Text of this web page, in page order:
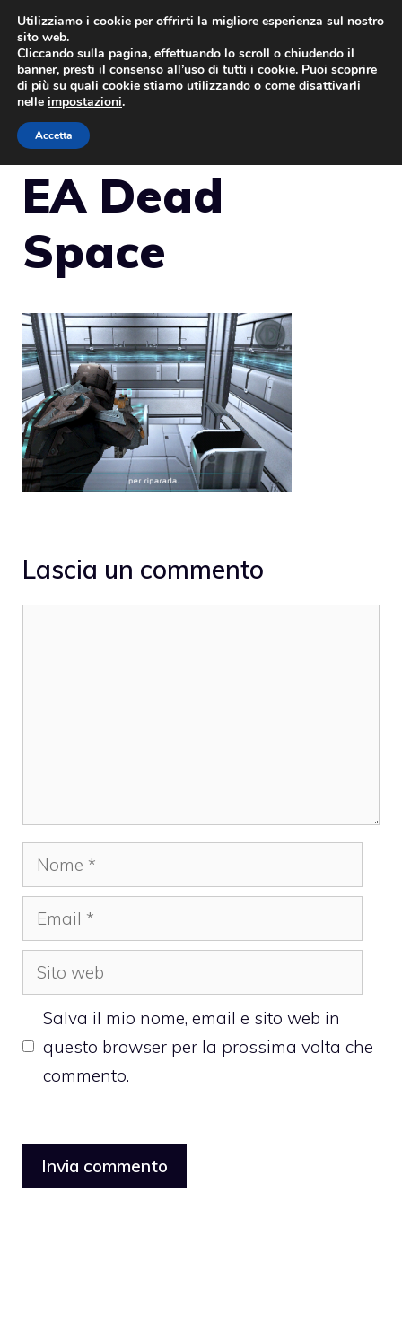
Vai
contenuto
EA Dead
Space
Lascia un commento
Nome
Email
Sito
web
Salva il mio nome, email e sito web in
questo browser per la prossima volta che
commento.
Utilizziamo i cookie per offrirti la migliore esperienza sul nostro
sito web.
Cliccando sulla pagina, effettuando lo scroll o chiudendo il
banner, presti il consenso all’uso di tutti i cookie. Puoi scoprire
di più su quali cookie stiamo utilizzando o come disattivarli
nelle impostazioni.
Accetta